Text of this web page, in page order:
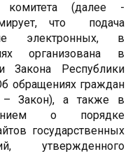
комитета (далее -
что подача
электронных, в
организована в
Закона Республики
обращениях граждан
– Закон), а также в
о порядке
государственных
утвержденного